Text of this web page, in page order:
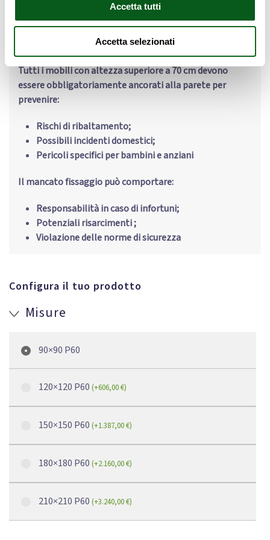
Accetta tutti
Accetta selezionati
AVVERTENZA DI SICUREZZA
Tutti i mobili con altezza superiore a 70 cm devono
essere obbligatoriamente ancorati alla parete per
prevenire:
Rischi di ribaltamento;
Possibili incidenti domestici;
Pericoli specifici per bambini e anziani
Il mancato fissaggio può comportare:
Responsabilità in caso di infortuni;
Potenziali risarcimenti ;
Violazione delle norme di sicurezza
Configura il tuo prodotto
Misure
90×90 P60
120×120 P60 (+606,00€)
150×150 P60 (+1.387,00€)
180×180 P60 (+2.160,00€)
210×210 P60 (+3.240,00€)